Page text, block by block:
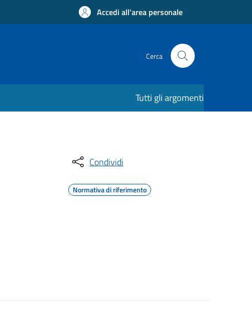
Accedi all'area personale
Cerca
Tutti gli argomenti
Condividi
Normativa di riferimento